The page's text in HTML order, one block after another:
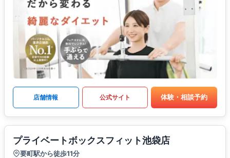
店舗情報 公式サイト 体験・相談予約
プライベートボックスフィット池袋店
要町駅から徒歩11分